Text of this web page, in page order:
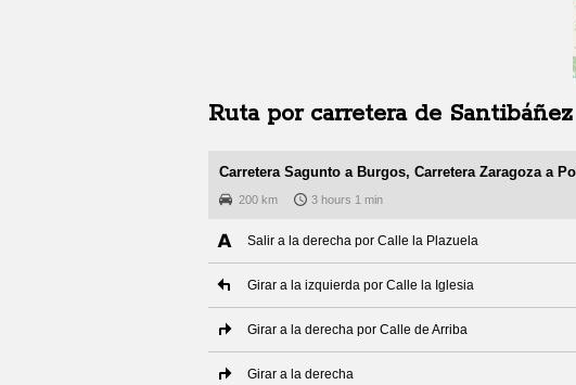
Ruta por carretera de
Carretera Sagunto a Burgos, Carretera Zaragoza a
200 km 3 hours 1 min
Salir a la derecha por Calle la Plazuela
Girar a la izquierda por Calle la Iglesia
Girar a la derecha por Calle de Arriba
Girar a la derecha